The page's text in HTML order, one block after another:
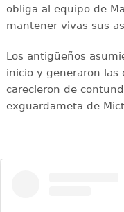
obliga al equipo de
mantener vivas sus
Los antigüeños
inicio y generaron las
carecieron de
exguardameta de